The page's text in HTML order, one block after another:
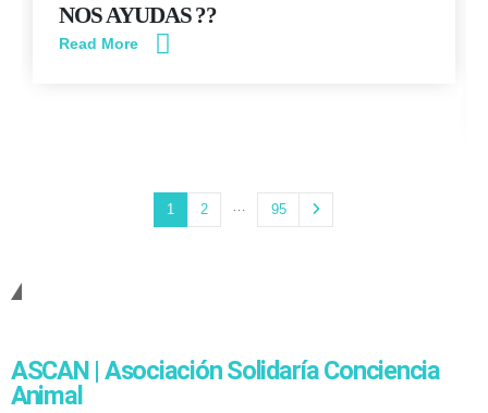
NOS AYUDAS ??
Read More
1 2 … 95
ASCAN | Asociación Solidaría Conciencia
Animal